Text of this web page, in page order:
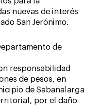
nuevas de interés
San Jerónimo.
de
responsabilidad
de pesos, en
de Sabanalarga
por el daño